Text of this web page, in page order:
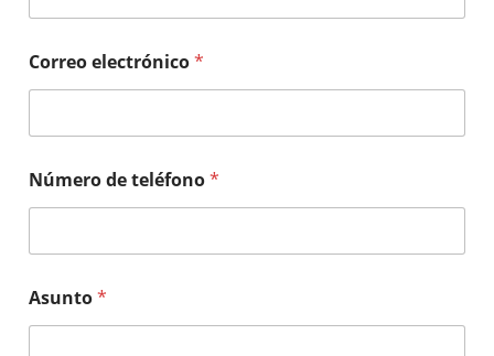
Correo electrónico*
Número de teléfono*
Asunto*